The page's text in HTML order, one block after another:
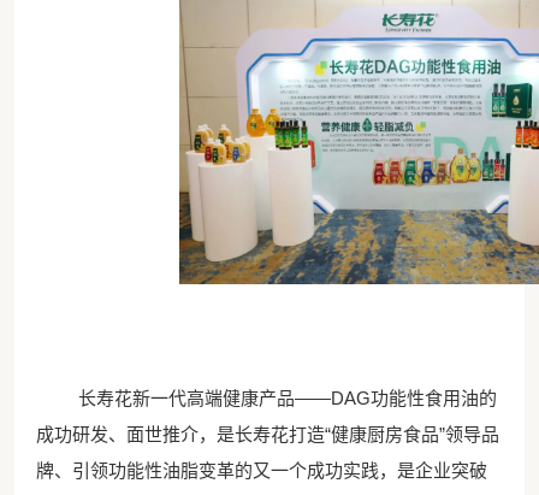
长寿花新一代高端健康产品——DAG功能性食用油的
成功研发、面世推介， 是长寿花打造“健康厨房食品”领导品
牌、引领功能性油脂变革的又一个成功实践，是企业突破